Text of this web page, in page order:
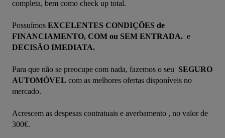
completa, bem como check up total.
Possuímos EXCELENTES CONDIÇÕES de
FINANCIAMENTO, COM ou SEM ENTRADA.
DECISÃO IMEDIATA.
Para que não se preocupe com nada, fazemos o seu SEGURO
AUTOMÓVEL com as melhores ofertas disponíveis no
mercado.
Acrescem as despesas contratuais e averbamento , no valor de
300€.